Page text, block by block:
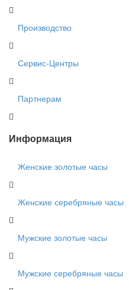
Производство
Сервис-Центры
Партнерам
Информация
Женские золотые часы
Женские серебряные часы
Мужские золотые часы
Мужские серебряные часы